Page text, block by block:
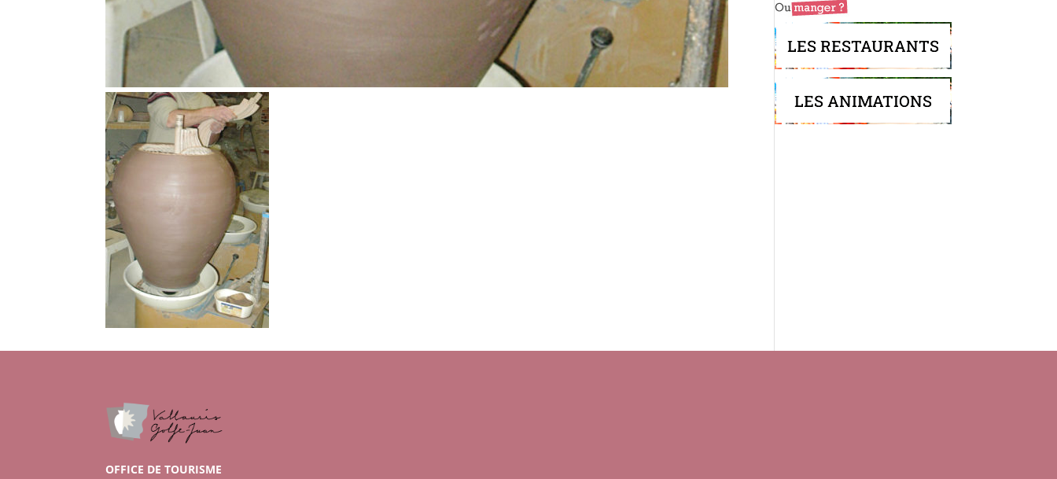
LES RESTAURANTS
LES ANIMATIONS
OFFICE DE TOURISME